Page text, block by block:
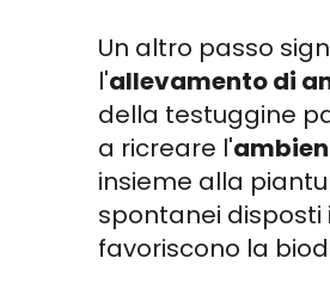
Un altro passo
l'allevamento di
della testuggine
a ricreare l'
insieme alla
spontanei disposti
favoriscono la